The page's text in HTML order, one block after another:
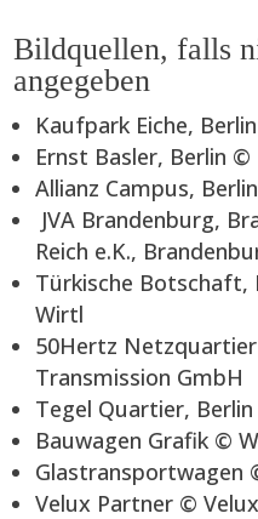
Bildquellen, falls
angegeben
Kaufpark Eiche,
Ernst Basler, Berlin ©
Allianz Campus,
JVA Brandenburg,
Reich e.K.,
Türkische Botschaft,
Wirtl
50Hertz
Transmission GmbH
Tegel Quartier,
Bauwagen Grafik ©
Glastransportwagen
Velux Partner ©